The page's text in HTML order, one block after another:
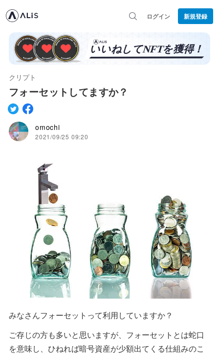
ログイン 新規登録
クリプト
フォーセットしてますか？
omochi
2021/09/25 09:20
みなさんフォーセットって利用していますか？
ご存じの方も多いと思いますが、フォーセットとは蛇口
を意味し、ひねれば暗号資産が少額出てくる仕組みのこ